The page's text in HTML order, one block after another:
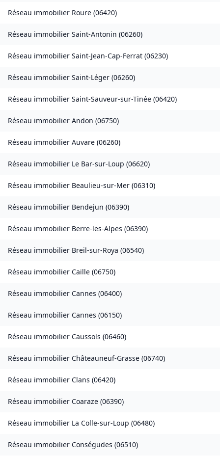
Réseau immobilier Roure (06420)
Réseau immobilier Saint-Antonin (06260)
Réseau immobilier Saint-Jean-Cap-Ferrat (06230)
Réseau immobilier Saint-Léger (06260)
Réseau immobilier Saint-Sauveur-sur-Tinée (06420)
Réseau immobilier Andon (06750)
Réseau immobilier Auvare (06260)
Réseau immobilier Le Bar-sur-Loup (06620)
Réseau immobilier Beaulieu-sur-Mer (06310)
Réseau immobilier Bendejun (06390)
Réseau immobilier Berre-les-Alpes (06390)
Réseau immobilier Breil-sur-Roya (06540)
Réseau immobilier Caille (06750)
Réseau immobilier Cannes (06400)
Réseau immobilier Cannes (06150)
Réseau immobilier Caussols (06460)
Réseau immobilier Châteauneuf-Grasse (06740)
Réseau immobilier Clans (06420)
Réseau immobilier Coaraze (06390)
Réseau immobilier La Colle-sur-Loup (06480)
Réseau immobilier Conségudes (06510)